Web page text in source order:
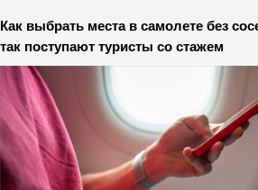
Как выбрать места в самолете без
так поступают туристы со стажем